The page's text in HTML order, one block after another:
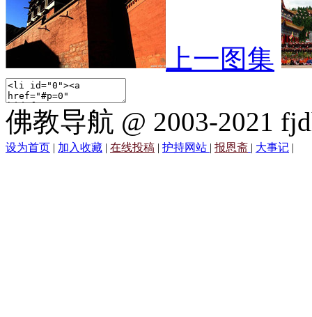
上一图集
佛教导航 @ 2003-2021
设为首页 | 加入收藏 | 在线投稿 | 护持网站 | 报恩斋 | 大事记 |